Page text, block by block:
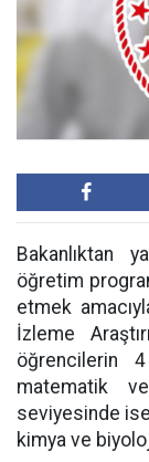
Bakanlıktan
öğretim
etmek
İzleme
öğrencilerin
matematik
seviyesinde
kimya ve